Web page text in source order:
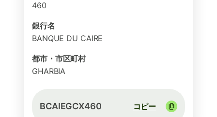
460
銀行名
BANQUE DU CAIRE
都市・市区町村
GHARBIA
BCAIEGCX460 コピー